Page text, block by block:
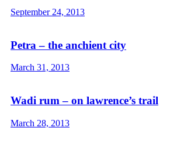
September 24, 2013
Petra – the anchient city
March 31, 2013
Wadi rum – on lawrence’s trail
March 28, 2013